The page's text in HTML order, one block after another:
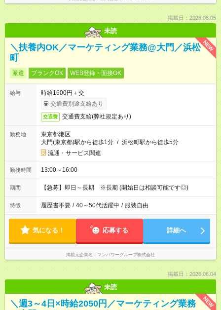
掲載日：2026.08.05
未読
NEW
＼扶養内OK／マーケティング業務@大門／浜松
町
派遣 ブランクOK WEB登録・面接OK
給与
時給1600円＋交
交通費別途支給あり
交通費 交通費支給(弊社規定あり)
勤務地
東京都港区
大門(東京都)駅から徒歩1分 / 浜松町駅から徒歩5分
流通・サービス関連
勤務時間 13:00～16:00
期間 【急募】即日～長期 ※長期 (開始日は相談可能です◎)
特徴 履歴書不要 / 40～50代活躍中 / 服装自由
気になる！ 応募する 詳細へ
掲載元企業名 マンパワーグループ株式会社
掲載日：2026.08.04
未読
NEW
＼週3～4日×時給2050円／マーケティング業務